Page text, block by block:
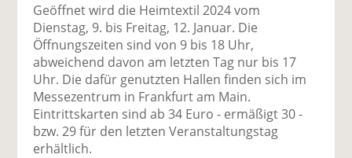
Geöffnet wird die Heimtextil 2024 vom
Dienstag, 9. bis Freitag, 12. Januar. Die
Öffnungszeiten sind von 9 bis 18 Uhr,
abweichend davon am letzten Tag nur bis 17
Uhr. Die dafür genutzten Hallen finden sich im
Messezentrum in Frankfurt am Main.
Eintrittskarten sind ab 34 Euro - ermäßigt 30 -
bzw. 29 für den letzten Veranstaltungstag
erhältlich.